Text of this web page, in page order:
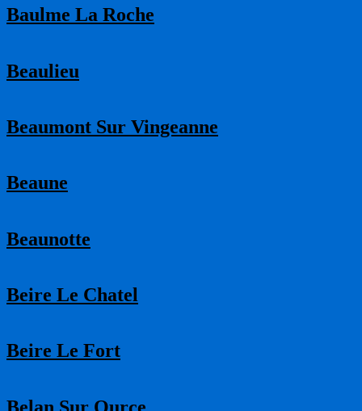
Baulme La Roche
Beaulieu
Beaumont Sur Vingeanne
Beaune
Beaunotte
Beire Le Chatel
Beire Le Fort
Belan Sur Ource